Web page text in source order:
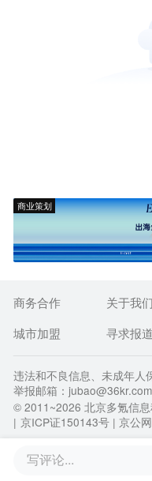
商业策划
写评论...
商务合作 关于我们
城市加盟
寻求报道
违法和不良信息、未成年
举报邮箱：
© 2011~2026 北京多氪信
| 京ICP证150143号 | 京公